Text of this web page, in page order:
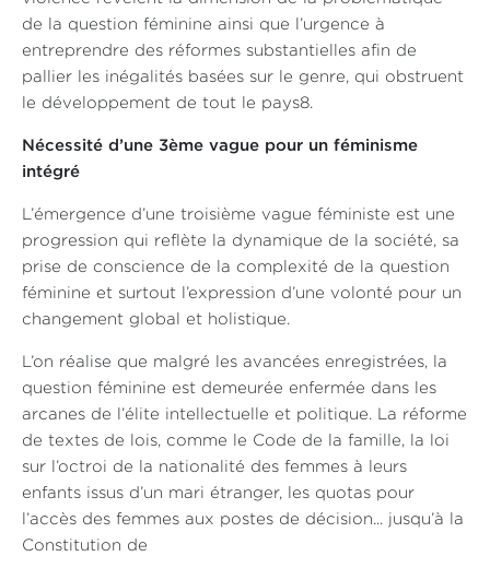
de la question féminine ainsi que l’urgence à
entreprendre des réformes substantielles afin de
pallier les inégalités basées sur le genre, qui obstruent
le développement de tout le pays8.
Nécessité d’une 3ème vague pour un féminisme
intégré
L’émergence d’une troisième vague féministe est une
progression qui reflète la dynamique de la société, sa
prise de conscience de la complexité de la question
féminine et surtout l’expression d’une volonté pour un
changement global et holistique.
L’on réalise que malgré les avancées enregistrées, la
question féminine est demeurée enfermée dans les
arcanes de l’élite intellectuelle et politique. La réforme
de textes de lois, comme le Code de la famille, la loi
sur l’octroi de la nationalité des femmes à leurs
enfants issus d’un mari étranger, les quotas pour
l’accès des femmes aux postes de décision... jusqu’à la
Constitution de